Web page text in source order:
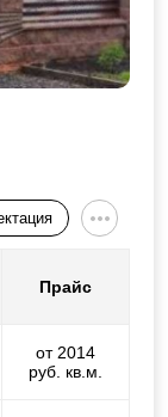
Прайс
от 2014
руб. кв.м.